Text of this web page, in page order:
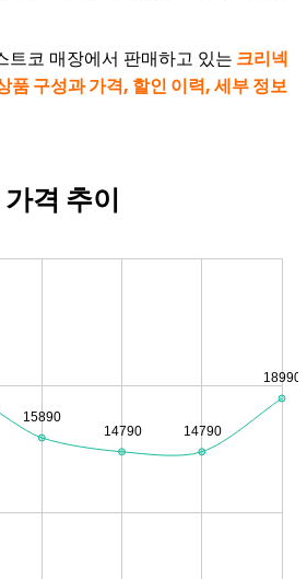
트코 매장에서 판매하고 있는 크리넥
품 구성과 가격, 할인 이력, 세부 정보
격 추이